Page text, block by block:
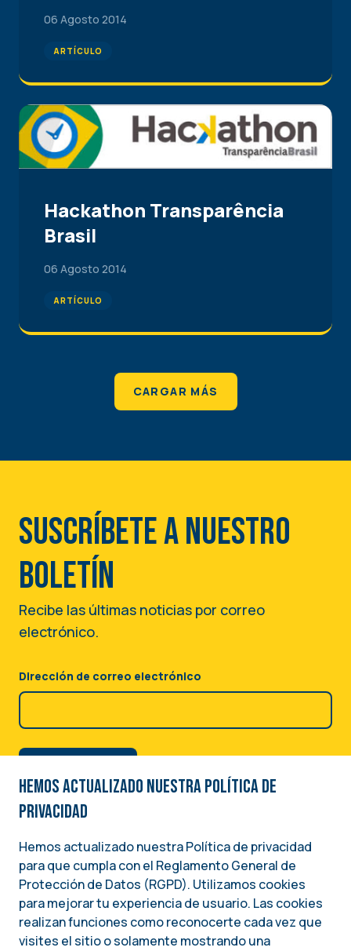
06 Agosto 2014
ARTÍCULO
Hackathon Transparência
Brasil
06 Agosto 2014
ARTÍCULO
CARGAR MÁS
Suscríbete a nuestro
boletín
Recibe las últimas noticias por correo
electrónico.
Dirección de correo electrónico
Image
Una iniciativa del
INSTITUTO NACIONAL DEMÓCRATA PARA ASUNTOS INTERNACIONALES (NDI)
Hemos actualizado nuestra Política de
privacidad
Hemos actualizado nuestra Política de privacidad
para que cumpla con el Reglamento General de
Protección de Datos (RGPD). Utilizamos cookies
para mejorar tu experiencia de usuario. Las cookies
realizan funciones como reconocerte cada vez que
visites el sitio o solamente mostrando una